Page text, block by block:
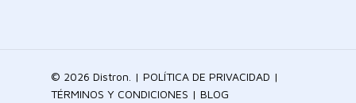
© 2026 Distron. | POLÍTICA DE PRIVACIDAD |
TÉRMINOS Y CONDICIONES | BLOG